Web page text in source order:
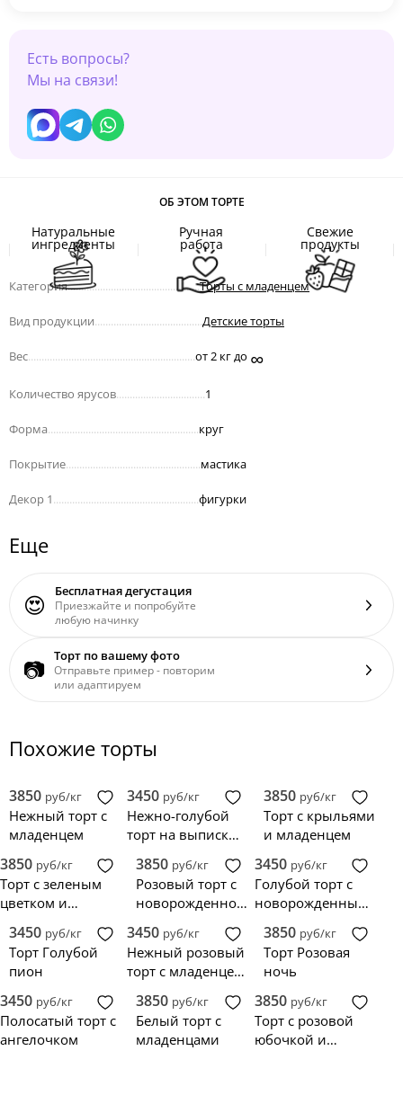
Есть вопросы?
Мы на связи!
ОБ ЭТОМ ТОРТЕ
Натуральные
ингредиенты
Ручная
работа
Свежие
продукты
Категория.................................................Торты с младенцем
Вид продукции Детские торты
Вес от 2 кг до ∞
Количество ярусов 1
Форма круг
Покрытие мастика
Декор 1 фигурки
Еще
😍 Бесплатная дегустация
Приезжайте и попробуйте
любую начинку
📷 Торт по вашему фото
Отправьте пример - повторим
или адаптируем
Похожие торты
3850 руб/кг
Нежный торт с
младенцем
3450 руб/кг
Нежно-голубой
торт на выписку
фигуркой
3850 руб/кг
Торт с крыльями
и младенцем
3850 руб/кг
Торт с зеленым
цветком и
3850 руб/кг
Розовый торт с
новорожденной
3450 руб/кг
Голубой торт с
новорожденным
3450 руб/кг
Торт Голубой
пион
3450 руб/кг
Нежный розовый
торт с младенцем
3850 руб/кг
Торт Розовая
ночь
3450 руб/кг
Полосатый торт с
ангелочком
3850 руб/кг
Белый торт с
младенцами
3850 руб/кг
Торт с розовой
юбочкой и